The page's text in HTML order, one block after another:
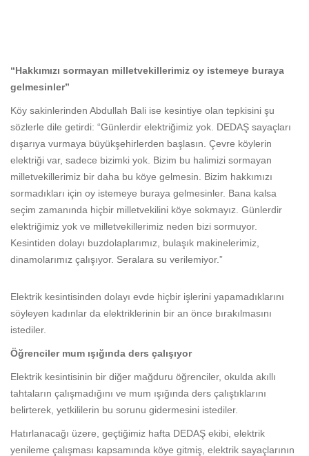
“Hakkımızı sormayan milletvekillerimiz oy istemeye buraya
gelmesinler”
Köy sakinlerinden Abdullah Bali ise kesintiye olan tepkisini şu
sözlerle dile getirdi: “Günlerdir elektriğimiz yok. DEDAŞ sayaçları
dışarıya vurmaya büyükşehirlerden başlasın. Çevre köylerin
elektriği var, sadece bizimki yok. Bizim bu halimizi sormayan
milletvekillerimiz bir daha bu köye gelmesin. Bizim hakkımızı
sormadıkları için oy istemeye buraya gelmesinler. Bana kalsa
seçim zamanında hiçbir milletvekilini köye sokmayız. Günlerdir
elektriğimiz yok ve milletvekillerimiz neden bizi sormuyor.
Kesintiden dolayı buzdolaplarımız, bulaşık makinelerimiz,
dinamolarımız çalışıyor. Seralara su verilemiyor.”
Elektrik kesintisinden dolayı evde hiçbir işlerini yapamadıklarını
söyleyen kadınlar da elektriklerinin bir an önce bırakılmasını
istediler.
Öğrenciler mum ışığında ders çalışıyor
Elektrik kesintisinin bir diğer mağduru öğrenciler, okulda akıllı
tahtaların çalışmadığını ve mum ışığında ders çalıştıklarını
belirterek, yetkililerin bu sorunu gidermesini istediler.
Hatırlanacağı üzere, geçtiğimiz hafta DEDAŞ ekibi, elektrik
yenileme çalışması kapsamında köye gitmiş, elektrik sayaçlarının